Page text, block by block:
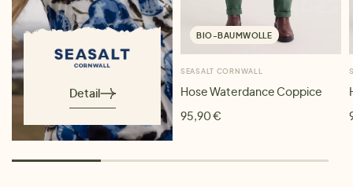
Detail
BIO-BAUMWOLLE
SEASALT CORNWALL
Hose Waterdance Coppice
95,90 €